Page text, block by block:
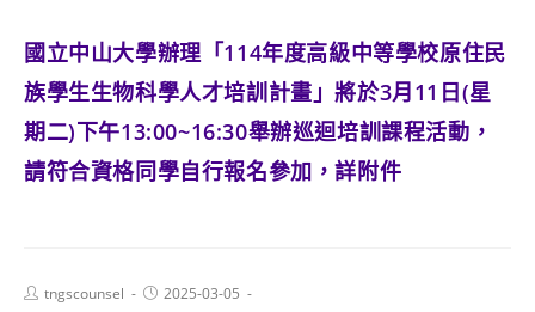
國立中山大學辦理「114年度高級中等學校原住民
族學生生物科學人才培訓計畫」將於3月11日(星
期二)下午13:00~16:30舉辦巡迴培訓課程活動，
請符合資格同學自行報名參加，詳附件
Posttngscounsel
Post2025-03-05